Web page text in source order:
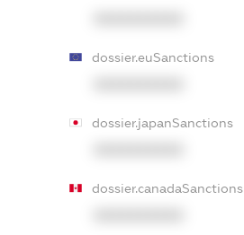
dossier.euSanctions
dossier.japanSanctions
dossier.canadaSanctions